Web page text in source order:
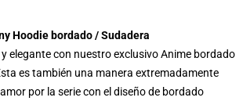
Hoodie bordado / Sudadera
elegante con nuestro exclusivo Anime bordado
es también una manera extremadamente
por la serie con el diseño de bordado